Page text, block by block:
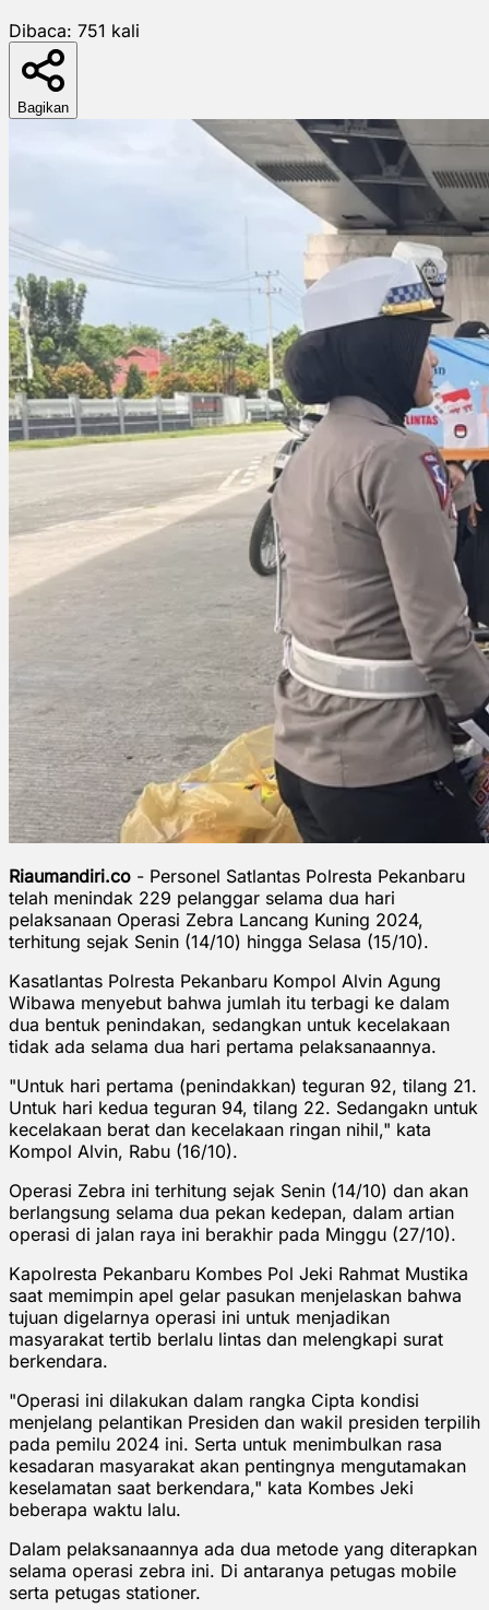
Dibaca: 751 kali
Bagikan
Riaumandiri.co - Personel Satlantas Polresta Pekanbaru
telah menindak 229 pelanggar selama dua hari
pelaksanaan Operasi Zebra Lancang Kuning 2024,
terhitung sejak Senin (14/10) hingga Selasa (15/10).
Kasatlantas Polresta Pekanbaru Kompol Alvin Agung
Wibawa menyebut bahwa jumlah itu terbagi ke dalam
dua bentuk penindakan, sedangkan untuk kecelakaan
tidak ada selama dua hari pertama pelaksanaannya.
"Untuk hari pertama (penindakkan) teguran 92, tilang 21.
Untuk hari kedua teguran 94, tilang 22. Sedangakn untuk
kecelakaan berat dan kecelakaan ringan nihil," kata
Kompol Alvin, Rabu (16/10).
Operasi Zebra ini terhitung sejak Senin (14/10) dan akan
berlangsung selama dua pekan kedepan, dalam artian
operasi di jalan raya ini berakhir pada Minggu (27/10).
Kapolresta Pekanbaru Kombes Pol Jeki Rahmat Mustika
saat memimpin apel gelar pasukan menjelaskan bahwa
tujuan digelarnya operasi ini untuk menjadikan
masyarakat tertib berlalu lintas dan melengkapi surat
berkendara.
"Operasi ini dilakukan dalam rangka Cipta kondisi
menjelang pelantikan Presiden dan wakil presiden terpilih
pada pemilu 2024 ini. Serta untuk menimbulkan rasa
kesadaran masyarakat akan pentingnya mengutamakan
keselamatan saat berkendara," kata Kombes Jeki
beberapa waktu lalu.
Dalam pelaksanaannya ada dua metode yang diterapkan
selama operasi zebra ini. Di antaranya petugas mobile
serta petugas stationer.